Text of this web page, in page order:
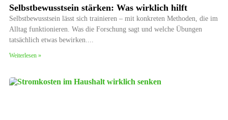
Selbstbewusstsein stärken: Was wirklich hilft
Selbstbewusstsein lässt sich trainieren – mit konkreten Methoden, die im
Alltag funktionieren. Was die Forschung sagt und welche Übungen
tatsächlich etwas bewirken.
Weiterlesen »